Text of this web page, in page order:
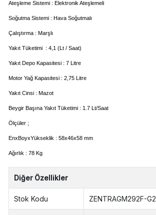
Ateşleme Sistemi : Elektronik Ateşlemeli
Soğutma Sistemi : Hava Soğutmalı
Çalıştırma : Marşlı
Yakıt Tüketimi : 4,1 (Lt / Saat)
Yakıt Depo Kapasitesi : 7 Litre
Motor Yağ Kapasitesi : 2,75 Litre
Yakıt Cinsi : Mazot
Beygir Başına Yakıt Tüketimi : 1.7 Lt/Saat
Ölçüler ;
EnxBoyxYükseklik : 58x46x58 mm
Ağırlık : 78 Kg
Diğer Özellikler
Stok Kodu ZENTRAGM292F-G2